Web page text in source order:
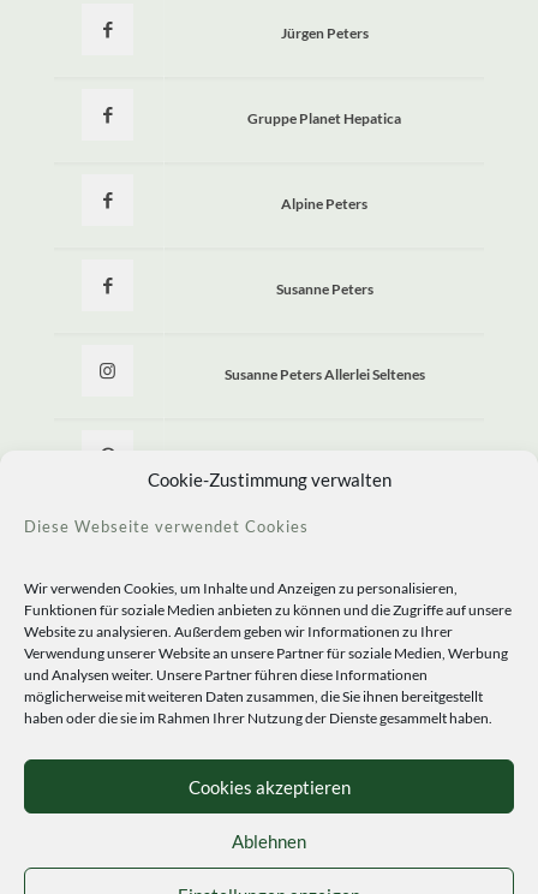
Cookie-Zustimmung verwalten
Diese Webseite verwendet Cookies
Wir verwenden Cookies, um Inhalte und Anzeigen zu personalisieren,
Funktionen für soziale Medien anbieten zu können und die Zugriffe auf unsere
Website zu analysieren. Außerdem geben wir Informationen zu Ihrer
Verwendung unserer Website an unsere Partner für soziale Medien, Werbung
und Analysen weiter. Unsere Partner führen diese Informationen
möglicherweise mit weiteren Daten zusammen, die Sie ihnen bereitgestellt
haben oder die sie im Rahmen Ihrer Nutzung der Dienste gesammelt haben.
Cookies akzeptieren
Ablehnen
Jürgen Peters
Gruppe Planet Hepatica
Alpine Peters
Susanne Peters
Susanne Peters Allerlei Seltenes